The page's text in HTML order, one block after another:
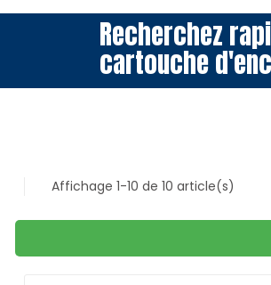
Recherchez
cartouche
Affichage 1-10 de 10 article(s)